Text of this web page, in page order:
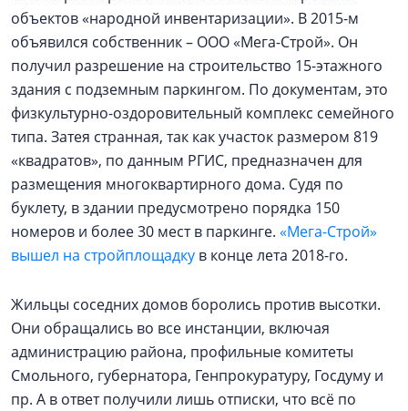
объектов «народной инвентаризации». В 2015-м
объявился собственник – ООО «Мега-Строй». Он
получил разрешение на строительство 15-этажного
здания с подземным паркингом. По документам, это
физкультурно-оздоровительный комплекс семейного
типа. Затея странная, так как участок размером 819
«квадратов», по данным РГИС, предназначен для
размещения многоквартирного дома. Судя по
буклету, в здании предусмотрено порядка 150
номеров и более 30 мест в паркинге. «Мега-Строй»
вышел на стройплощадку в конце лета 2018-го.
Жильцы соседних домов боролись против высотки.
Они обращались во все инстанции, включая
администрацию района, профильные комитеты
Смольного, губернатора, Генпрокуратуру, Госдуму и
пр. А в ответ получили лишь отписки, что всё по